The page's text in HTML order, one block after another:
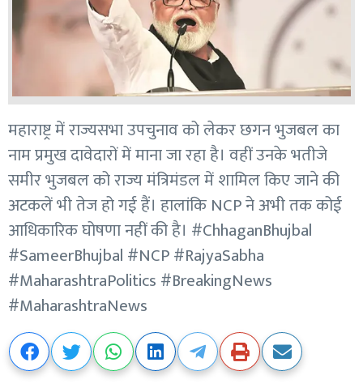
महाराष्ट्र में राज्यसभा उपचुनाव को लेकर छगन भुजबल का
नाम प्रमुख दावेदारों में माना जा रहा है। वहीं उनके भतीजे
समीर भुजबल को राज्य मंत्रिमंडल में शामिल किए जाने की
अटकलें भी तेज हो गई हैं। हालांकि NCP ने अभी तक कोई
आधिकारिक घोषणा नहीं की है। #ChhaganBhujbal
#SameerBhujbal #NCP #RajyaSabha
#MaharashtraPolitics #BreakingNews
#MaharashtraNews